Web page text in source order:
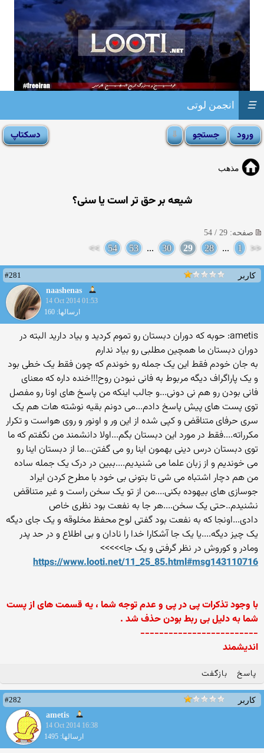
انجمن لوتی ☰
مذهب
شیعه بر حق تر است یا سنی؟
صفحه: 29 / 54
<<
1
...
28
29
30
...
53
54
>>
کاربر
#281
naashenas
14 Oct 2014 01:53
ارسالها: 160
ametis: حوبه که دوران دبستان رو تموم کردید و بیاد دارید البته در
دوران دبستان ما همچین مطلبی رو بیاد ندارم
به جان خودم فقط این یک جمله رو خوندم که چون فقط یک خطی بود
و یک پاراگراف دیگه مربوط به فانی نبودن روح!!!خنده داره که معنای
فانی بودن رو هم نی دونی...و جالب اینکه من پاسخ های اونا رو مفصل
توی پست های پیش پاسخ دادم...می دونم بقیه نوشته هات هم یک
سری حرفای متناقض و کپی شده از این ور و اونور و روی هواست و تکرار
مکرراته....فقط در مورد این دبستان بگم...اولا دانشمند من نگفتم که ما
توی دبستان درس دینی بهمون اینا رو می گفتن...ما از دبستان اینا رو
می خوندیم و از زبان علما می شنیدیم....ببین در درک یک جمله ساده
من هم دچار اشتباه می شی تا بتونی بی خود با مطرح کردن ایراد
جوسازی های بیهوده بکنی....من از تو یک سخن راست و غیر متناقض
نشنیدم..حتی یک سخن....هر جا به نفعت بود نظری خاص
دادی...اونجا که به نفعت بود گفتی لوح محفظ مخلوقه و یک جای دیگه
یک چیز دیگه....یا یک جا آشکارا خدا را نادان و بی اطلاع و در حد پدر
ومادر و کوروش در نظر گرفتی و یک جا>>>>>
https://www.looti.net/11_25_85.html#msg143110716
با وجود تذکرات پی در پی و عدم توجه شما ، یه قسمت های از پست
شما به دلیل بی ربط بودن حذف شد .
-------------------------
اندیشمند
پاسخ بازگفت
کاربر
#282
ametis
14 Oct 2014 16:38
ارسالها: 1495